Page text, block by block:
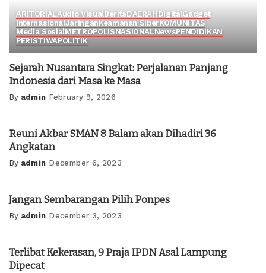
ARITORIALAudio VisualBeritaDAERAHDigitalGadget
InternasionalJaringanKeamanan SiberKOMUNITAS
Media SosialMETROPOLISNASIONALNewsPENDIDIKAN
PERISTIWAPOLITIK
Sejarah Nusantara Singkat: Perjalanan Panjang
Indonesia dari Masa ke Masa
Posted
By admin February 9, 2026
Reuni Akbar SMAN 8 Balam akan Dihadiri 36
Angkatan
Posted
By admin December 6, 2023
Jangan Sembarangan Pilih Ponpes
Posted
By admin December 3, 2023
Terlibat Kekerasan, 9 Praja IPDN Asal Lampung
Dipecat